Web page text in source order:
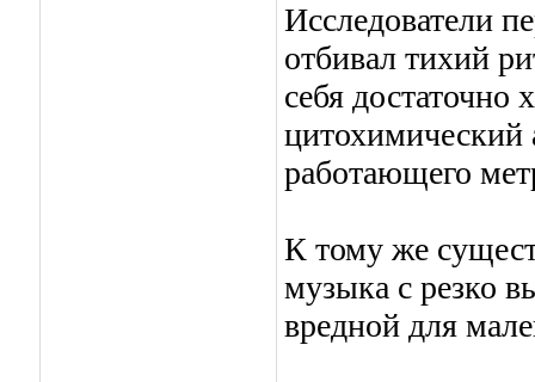
Исследователи
отбивал тихий
себя
цитохимический
работающего
К тому же
музыка с резко
вредной для